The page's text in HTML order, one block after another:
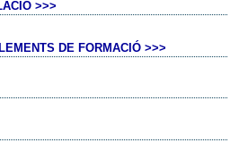
>>>
DE FORMACIÓ >>>